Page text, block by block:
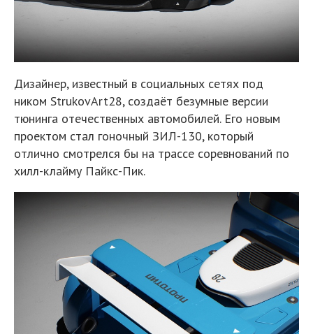
Дизайнер, известный в социальных сетях под
ником StrukovArt28, создаёт безумные версии
тюнинга отечественных автомобилей. Его новым
проектом стал гоночный ЗИЛ-130, который
отлично смотрелся бы на трассе соревнований по
хилл-клайму Пайкс-Пик.